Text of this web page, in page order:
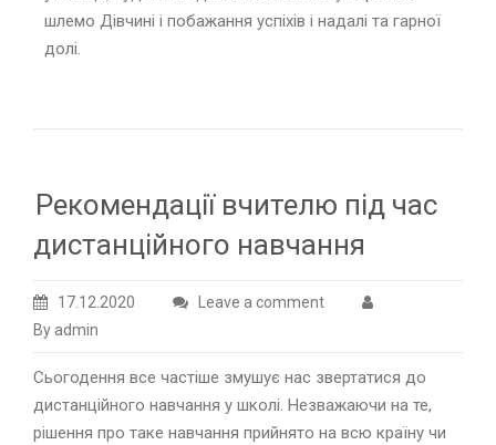
шлемо Дівчині і побажання успіхів і надалі та гарної
долі.
Рекомендації вчителю під час
дистанційного навчання
17.12.2020
Leave a comment
By admin
Сьогодення все частіше змушує нас звертатися до
дистанційного навчання у школі. Незважаючи на те,
рішення про таке навчання прийнято на всю країну чи